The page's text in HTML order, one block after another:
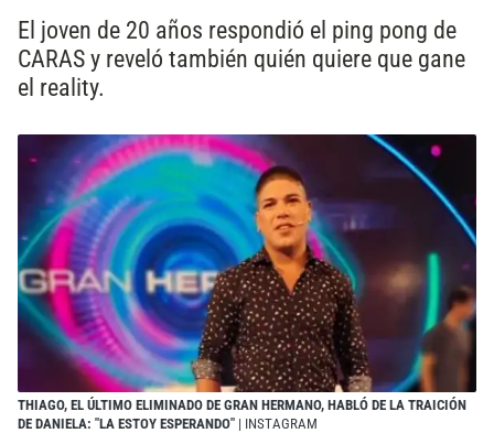
El joven de 20 años respondió el ping pong de
CARAS y reveló también quién quiere que gane
el reality.
THIAGO, EL ÚLTIMO ELIMINADO DE GRAN HERMANO, HABLÓ DE LA TRAICIÓN
DE DANIELA: "LA ESTOY ESPERANDO" | INSTAGRAM